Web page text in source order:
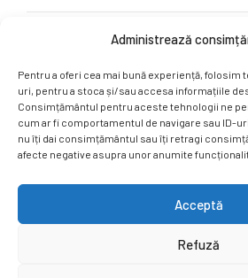
Administrează
Pentru a oferi cea mai bună experiență, folosim
uri, pentru a stoca și/sau accesa informațiile
Consimțământul pentru aceste tehnologii ne
cum ar fi comportamentul de navigare sau ID-
nu îți dai consimțământul sau îți retragi
afecte negative asupra unor anumite
Acceptă
Refuză
Ne puteți găsi și pe rețelele sociale.